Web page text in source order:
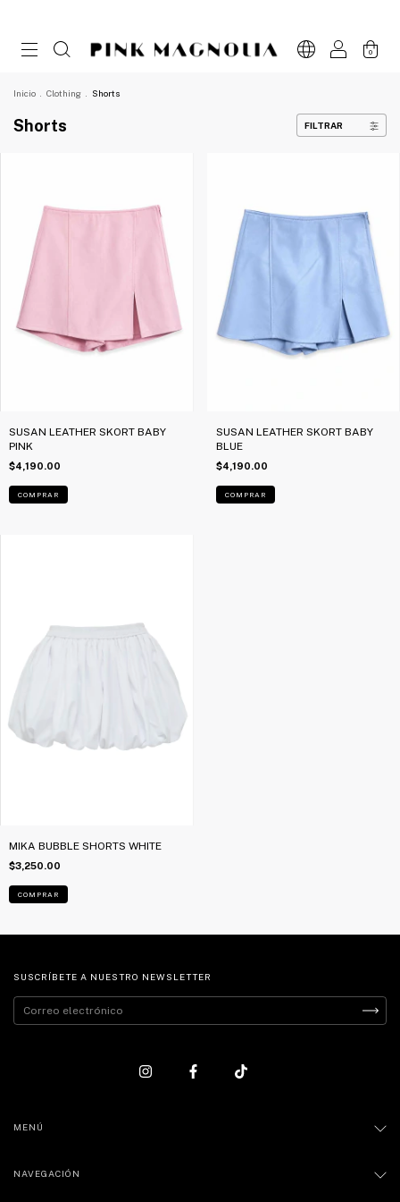
0
Inicio . Clothing . Shorts
Shorts FILTRAR
SUSAN LEATHER SKORT BABY
PINK
$4,190.00
COMPRAR
SUSAN LEATHER SKORT BABY
BLUE
$4,190.00
COMPRAR
MIKA BUBBLE SHORTS WHITE
$3,250.00
COMPRAR
SUSCRÍBETE A NUESTRO NEWSLETTER
MENÚ
NAVEGACIÓN